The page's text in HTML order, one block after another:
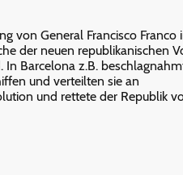
von General Francisco Franco
der neuen republikanischen
In Barcelona z.B.
und verteilten sie an
und rettete der Republik